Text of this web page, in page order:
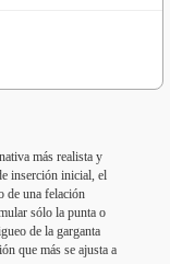
más realista y
inserción inicial, el
de una felación
sólo la punta o
de la garganta
que más se ajusta a